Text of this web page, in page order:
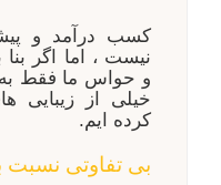
کسب درآمد و
نیست ، اما اگر
و حواس ما فقط به
خیلی از زیبایی
کرده ایم.
بی تفاوتی